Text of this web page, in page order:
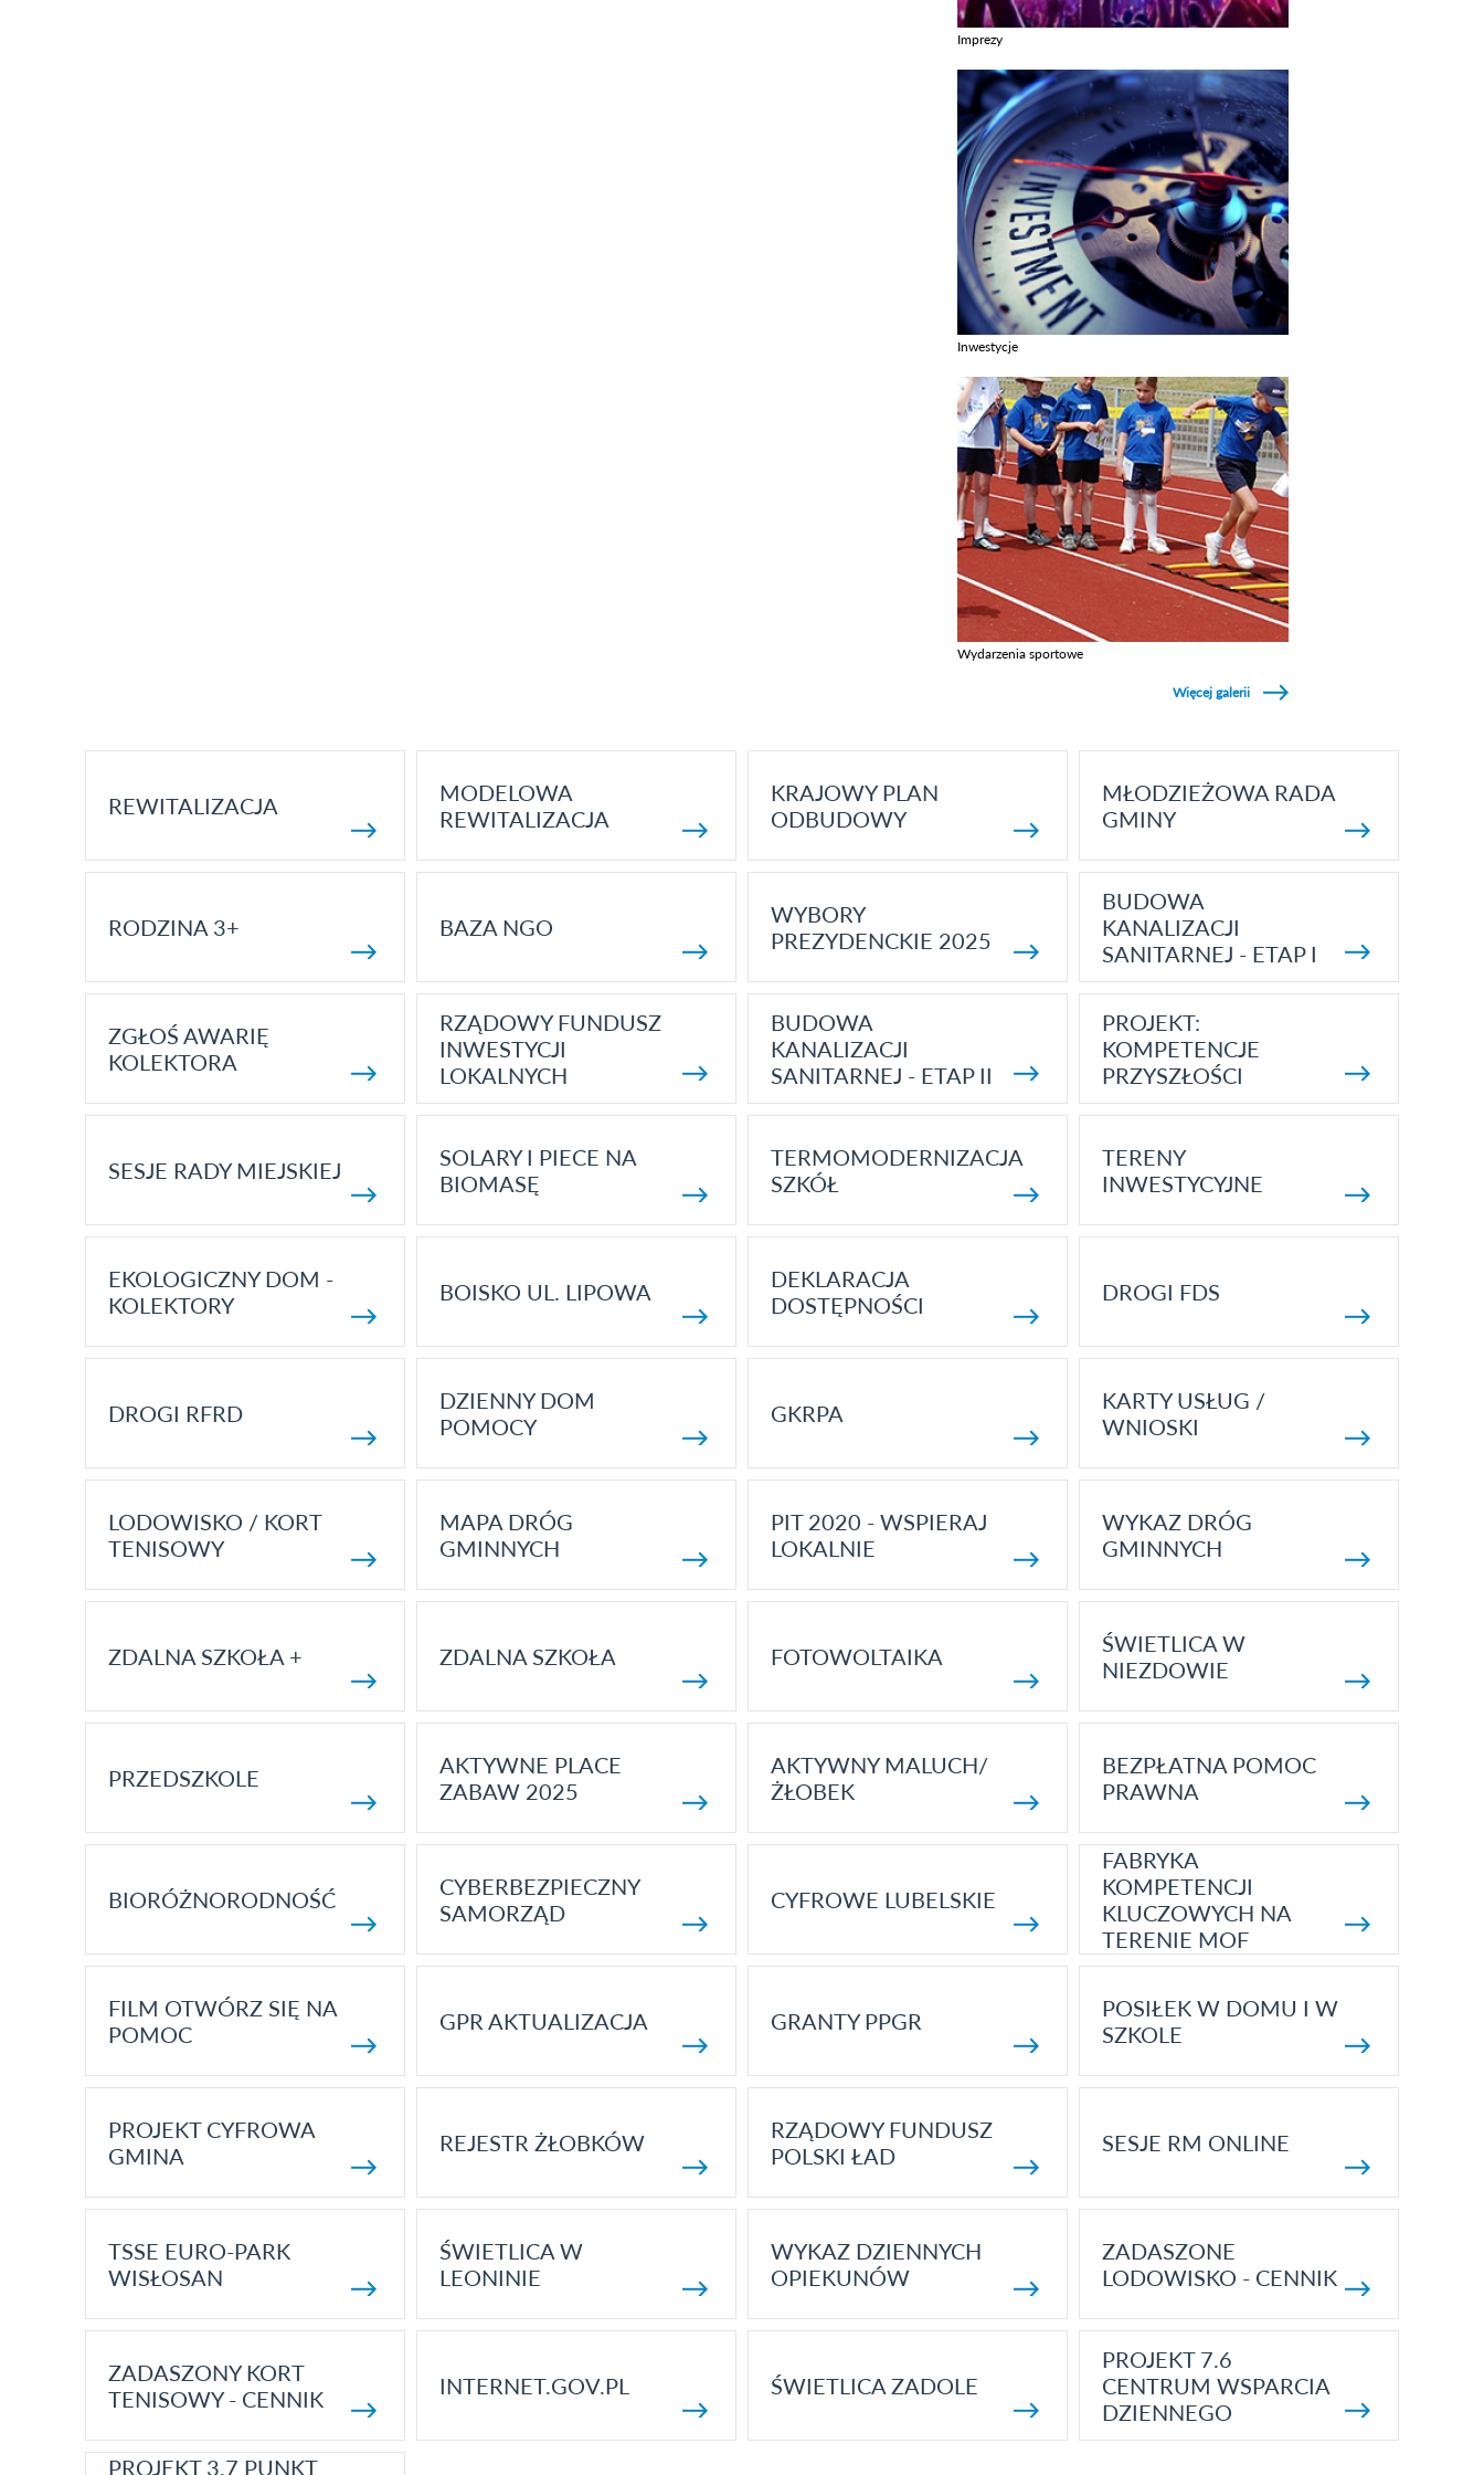
Imprezy
Inwestycje
Wydarzenia sportowe
Więcej galerii
REWITALIZACJA
MODELOWA
REWITALIZACJA
KRAJOWY PLAN
ODBUDOWY
MŁODZIEŻOWA RADA
GMINY
RODZINA 3+ BAZA NGO
WYBORY
PREZYDENCKIE 2025
BUDOWA
KANALIZACJI
SANITARNEJ - ETAP I
ZGŁOŚ AWARIĘ
KOLEKTORA
RZĄDOWY FUNDUSZ
INWESTYCJI
LOKALNYCH
BUDOWA
KANALIZACJI
SANITARNEJ - ETAP II
PROJEKT:
KOMPETENCJE
PRZYSZŁOŚCI
SESJE RADY MIEJSKIEJ
SOLARY I PIECE NA
BIOMASĘ
TERMOMODERNIZACJA
SZKÓŁ
TERENY
INWESTYCYJNE
EKOLOGICZNY DOM -
KOLEKTORY
BOISKO UL. LIPOWA
DEKLARACJA
DOSTĘPNOŚCI
DROGI FDS
DROGI RFRD
DZIENNY DOM
POMOCY
GKRPA
KARTY USŁUG /
WNIOSKI
LODOWISKO / KORT
TENISOWY
MAPA DRÓG
GMINNYCH
PIT 2020 - WSPIERAJ
LOKALNIE
WYKAZ DRÓG
GMINNYCH
ZDALNA SZKOŁA + ZDALNA SZKOŁA FOTOWOLTAIKA
ŚWIETLICA W
NIEZDOWIE
PRZEDSZKOLE
AKTYWNE PLACE
ZABAW 2025
AKTYWNY MALUCH/
ŻŁOBEK
BEZPŁATNA POMOC
PRAWNA
BIORÓŻNORODNOŚĆ
CYBERBEZPIECZNY
SAMORZĄD
CYFROWE LUBELSKIE
FABRYKA
KOMPETENCJI
KLUCZOWYCH NA
TERENIE MOF
FILM OTWÓRZ SIĘ NA
POMOC
GPR AKTUALIZACJA GRANTY PPGR
POSIŁEK W DOMU I W
SZKOLE
PROJEKT CYFROWA
GMINA
REJESTR ŻŁOBKÓW
RZĄDOWY FUNDUSZ
POLSKI ŁAD
SESJE RM ONLINE
TSSE EURO-PARK
WISŁOSAN
ŚWIETLICA W
LEONINIE
WYKAZ DZIENNYCH
OPIEKUNÓW
ZADASZONE
LODOWISKO - CENNIK
ZADASZONY KORT
TENISOWY - CENNIK
INTERNET.GOV.PL ŚWIETLICA ZADOLE
PROJEKT 7.6
CENTRUM WSPARCIA
DZIENNEGO
PROJEKT 3.7 PUNKT